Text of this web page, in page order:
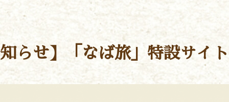
らせ】「なば旅」特設サイ